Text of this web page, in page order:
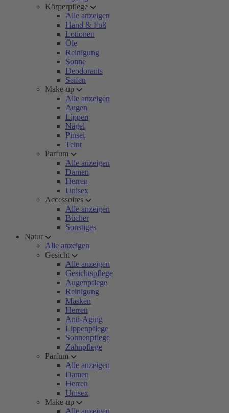
Körperpflege
Alle anzeigen
Hand & Fuß
Lotionen
Öle
Reinigung
Sonne
Deodorants
Seifen
Make-up
Alle anzeigen
Augen
Lippen
Nägel
Pinsel
Teint
Parfum
Alle anzeigen
Damen
Herren
Unisex
Accessoires
Alle anzeigen
Bücher
Sonstiges
Natur
Alle anzeigen
Gesicht
Alle anzeigen
Gesichtspflege
Augenpflege
Reinigung
Masken
Herren
Anti-Aging
Lippenpflege
Sonnenpflege
Zahnpflege
Parfum
Alle anzeigen
Damen
Herren
Unisex
Make-up
Alle anzeigen